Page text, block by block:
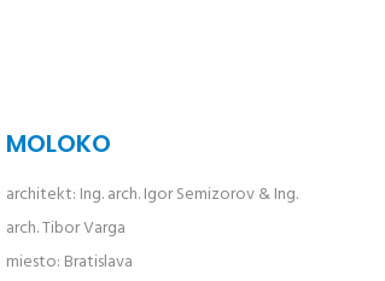
MOLOKO
architekt: Ing. arch. Igor Semizorov & Ing.
arch. Tibor Varga
miesto: Bratislava